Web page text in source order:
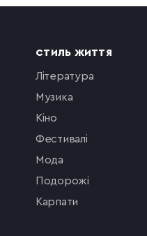
СТИЛЬ ЖИТТЯ
література
музика
кіно
фестивалі
мода
подорожі
Карпати